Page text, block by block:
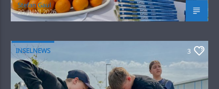
Stefan Gaul
29. JUNI 2026
INSELNEWS 3